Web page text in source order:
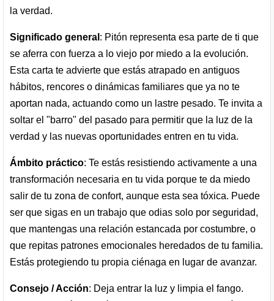
la verdad.
Significado general : Pitón representa esa parte de ti que
se aferra con fuerza a lo viejo por miedo a la evolución.
Esta carta te advierte que estás atrapado en antiguos
hábitos, rencores o dinámicas familiares que ya no te
aportan nada, actuando como un lastre pesado. Te invita a
soltar el "barro" del pasado para permitir que la luz de la
verdad y las nuevas oportunidades entren en tu vida.
Ámbito práctico: Te estás resistiendo activamente a una
transformación necesaria en tu vida porque te da miedo
salir de tu zona de confort, aunque esta sea tóxica. Puede
ser que sigas en un trabajo que odias solo por seguridad,
que mantengas una relación estancada por costumbre, o
que repitas patrones emocionales heredados de tu familia.
Estás protegiendo tu propia ciénaga en lugar de avanzar.
Consejo / Acción: Deja entrar la luz y limpia el fango.